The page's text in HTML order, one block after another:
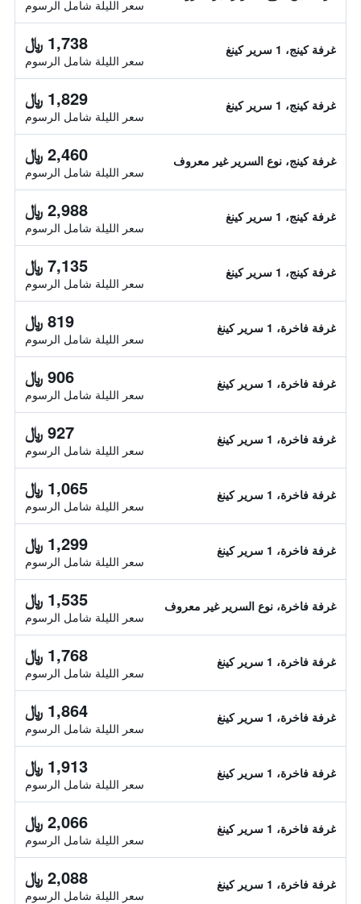
سعر الليلة شامل الرسوم
غرفة كينج، 1 سرير كينغ 1,738 ﷼
سعر الليلة شامل الرسوم
غرفة كينج، 1 سرير كينغ 1,829 ﷼
سعر الليلة شامل الرسوم
غرفة كينج، نوع السرير غير معروف 2,460 ﷼
سعر الليلة شامل الرسوم
غرفة كينج، 1 سرير كينغ 2,988 ﷼
سعر الليلة شامل الرسوم
غرفة كينج، 1 سرير كينغ 7,135 ﷼
سعر الليلة شامل الرسوم
غرفة فاخرة، 1 سرير كينغ 819 ﷼
سعر الليلة شامل الرسوم
غرفة فاخرة، 1 سرير كينغ 906 ﷼
سعر الليلة شامل الرسوم
غرفة فاخرة، 1 سرير كينغ 927 ﷼
سعر الليلة شامل الرسوم
غرفة فاخرة، 1 سرير كينغ 1,065 ﷼
سعر الليلة شامل الرسوم
غرفة فاخرة، 1 سرير كينغ 1,299 ﷼
سعر الليلة شامل الرسوم
غرفة فاخرة، نوع السرير غير معروف 1,535 ﷼
سعر الليلة شامل الرسوم
غرفة فاخرة، 1 سرير كينغ 1,768 ﷼
سعر الليلة شامل الرسوم
غرفة فاخرة، 1 سرير كينغ 1,864 ﷼
سعر الليلة شامل الرسوم
غرفة فاخرة، 1 سرير كينغ 1,913 ﷼
سعر الليلة شامل الرسوم
غرفة فاخرة، 1 سرير كينغ 2,066 ﷼
سعر الليلة شامل الرسوم
غرفة فاخرة، 1 سرير كينغ 2,088 ﷼
سعر الليلة شامل الرسوم